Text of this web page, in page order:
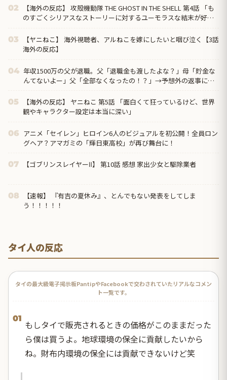
02
【海外の反応】 攻殻機動隊 THE GHOST IN THE SHELL 第4話 「も
のすごくシリアスなストーリーに対するユーモラスな結末が好
03
【ヤニねこ】 海外視聴者、アルねこを嫁にしたいと咽び泣く【3話
海外の反応】
04 年収1500万の父が退職。父「退職金も渡したよな？」母「貯金な
んてないよー」父「全部なくなったの！？」→予想外の返事に家
05
【海外の反応】 ヤニねこ 第5話 「面白くて狂っているけど、世界
観やキャラクター設定は本当に深い」
06 アニメ「セイレン」ヒロイン6人のビジュアルを初公開！全員ロン
グヘア？アマガミの「輝日東高校」が再び舞台に！
07 【ゴブリンスレイヤーⅡ】 第10話 感想 家出少女と駆除業者
08
【速報】 『有吉の夏休み』、とんでもない発表をしてしま
う！！！！！
タイ人の反応
タイの最大級電子掲示板PantipやFacebookで交わされていたリアルなコメン
ト一覧です。
01
もしタイで販売されるときの価格がこのままだった
ら僕は買うよ。地球環境の保全に貢献したいから
ね。財布内環境の保全には貢献できないけど笑